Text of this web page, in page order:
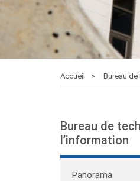
Accueil Bureau
Bureau de
l’information
Panorama